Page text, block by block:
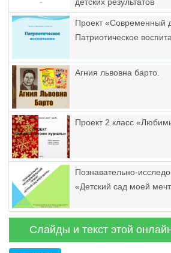
Проект «Современный
Патриотическое
Агния львовна барто.
Проект 2 класс
Познавательно-
«Детский сад моей
Слайды и текст этой